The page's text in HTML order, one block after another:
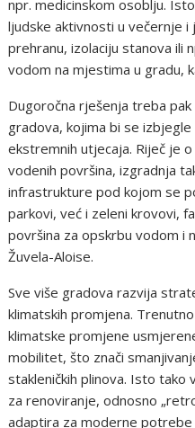
npr. medicinskom osoblju.
ljudske aktivnosti u večernje
prehranu, izolaciju stanova ili
vodom na mjestima u gradu,
Dugoročna rješenja treba
gradova, kojima bi se
ekstremnih utjecaja. Riječ je
vodenih površina, izgradnja
infrastrukture pod kojom se
parkovi, već i zeleni krovovi,
površina za opskrbu vodom i
Žuvela-Aloise.
Sve više gradova razvija
klimatskih promjena.
klimatske promjene
mobilitet, što znači
stakleničkih plinova. Isto tako
za renoviranje, odnosno
adaptira za moderne potrebe